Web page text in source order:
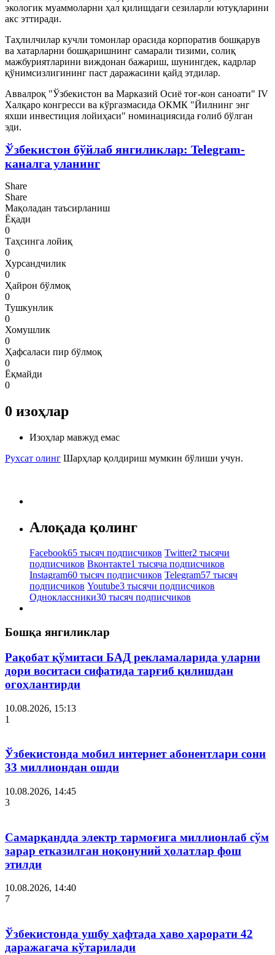
экологик муаммоларни ҳал қилишдаги сезиларли ютуқларини
акс эттиради.
Таҳлилчилар кучли томонлар орасида корпоратив бошқарув
ва хатарларни бошқаришнинг самарали тизими, солиқ
мажбуриятларини виждонан бажариш, шунингдек, кадрлар
қўнимсизлигининг паст даражасини қайд этдилар.
Аввалроқ "Ўзбекистон ва Марказий Осиё тоғ-кон саноати" IV
Халқаро конгресси ва кўргазмасида ОКМК "Йилнинг энг
яхши инвестиция лойиҳаси" номинациясида ғолиб бўлган
эди.
Ўзбекистон бўйлаб янгиликлар: Telegram-
каналга уланинг
Share
Share
Мақоладан таъсирланиш
Ёқади
0
Таҳсинга лойиқ
0
Хурсандчилик
0
Ҳайрон бўлмоқ
0
Тушкунлик
0
Хомушлик
0
Ҳафсаласи пир бўлмоқ
0
Ёқмайди
0
0 изоҳлар
Изоҳлар мавжуд емас
Рухсат олинг Шарҳлар қолдириш мумкин бўлиши учун.
Алоқада қолинг
Facebook65 тысяч подписчиков Twitter2 тысячи
подписчиков Вконтакте1 тысяча подписчиков
Instagram60 тысяч подписчиков Telegram57 тысяч
подписчиков Youtube3 тысячи подписчиков
Одноклассники30 тысяч подписчиков
Бошқа янгиликлар
Рақобат қўмитаси БАД рекламаларида уларни
дори воситаси сифатида тарғиб қилишдан
огоҳлантирди
10.08.2026, 15:13
1
Ўзбекистонда мобил интернет абонентлари сони
33 миллиондан ошди
10.08.2026, 14:45
3
Самарқандда электр тармоғига миллионлаб сўм
зарар етказилган ноқонуний ҳолатлар фош
этилди
10.08.2026, 14:40
7
Ўзбекистонда ушбу ҳафтада ҳаво ҳарорати 42
даражагача кўтарилади